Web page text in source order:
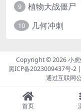
9 植物大战僵尸
10 几何冲刺
Copyright © 2026小
黑ICP备2023009437号-2|
通过互联网
首页